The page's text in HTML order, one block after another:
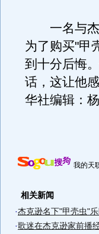
一名与杰
为了购买"甲
到十分后悔
话，这让他
华社编辑：
我的天
相关新闻
·杰克逊名下"甲壳虫"
·歌迷在杰克逊家前播